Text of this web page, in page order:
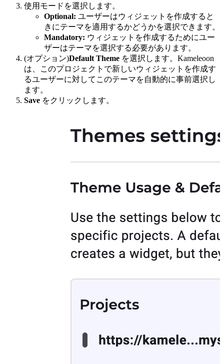
使用モードを選択します。
Optional: ユーザーはウィジェットを作成すると
きにテーマを適用するかどうかを選択できます。
Mandatory: ウィジェットを作成するためにユー
ザーはテーマを選択する必要があります。
(オプション)Default Theme を選択します。Kameleoon
は、このプロジェクトで新しいウィジェットを作成す
るユーザーに対してこのテーマを自動的に事前選択し
ます。
Save をクリックします。